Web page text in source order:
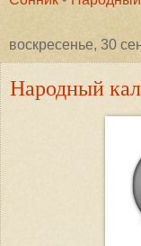
воскресенье, 30
Народный